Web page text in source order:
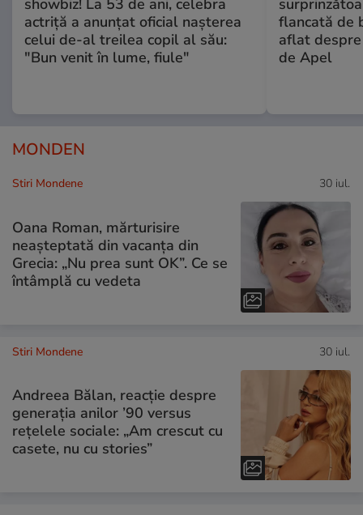
showbiz! La 53 de ani, celebra
actriță a anunțat oficial nașterea
celui de-al treilea copil al său:
"Bun venit în lume, fiule"
flancată de
aflat
de Apel
MONDEN
Stiri Mondene 30 iul.
Oana Roman, mărturisire
neașteptată din vacanța din
Grecia: „Nu prea sunt OK”. Ce se
întâmplă cu vedeta
Stiri Mondene 30 iul.
Andreea Bălan, reacție despre
generația anilor ’90 versus
rețelele sociale: „Am crescut cu
casete, nu cu stories”